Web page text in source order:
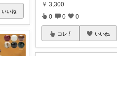
いいね
￥ 3,300
0 0 0
コレ いいね